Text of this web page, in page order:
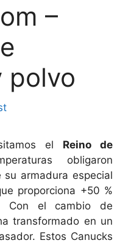
–
polvo
el Reino de
obligaron
su armadura especial
proporciona +50 %
Con el cambio de
transformado en un
Estos Canucks